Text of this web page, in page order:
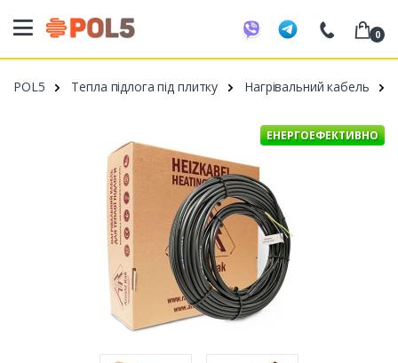
098 20 52 818
099 53 43 210
093 80 63 881
0
POL5 Тепла підлога під плитку Нагрівальний кабель
ЕНЕРГОЕФЕКТИВНО